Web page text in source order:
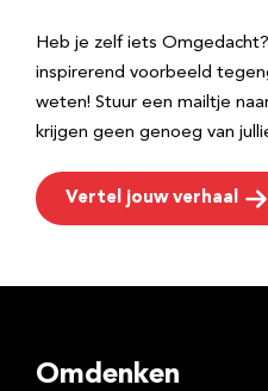
Heb je zelf iets
inspirerend voorbeeld
weten! Stuur een mailtje
krijgen geen genoeg van
Vertel jouw verhaal
Omdenken